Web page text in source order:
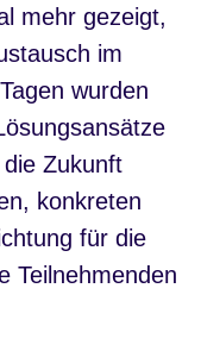
mehr gezeigt,
im
wurden
Zukunft
konkreten
für die
Teilnehmenden